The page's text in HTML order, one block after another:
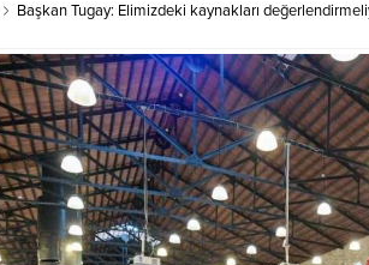
Başkan Tugay: Elimizdeki kaynakları